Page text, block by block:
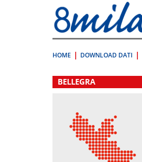
direttamente
a:
Contenuto
HOME DOWNLOAD DATI
.
BELLEGRA